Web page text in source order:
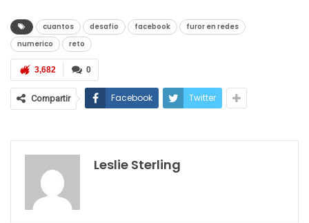
cuantos desafio facebook
furor en redes
numerico
reto
0
3,682
Compartir Facebook Twitter
Leslie Sterling